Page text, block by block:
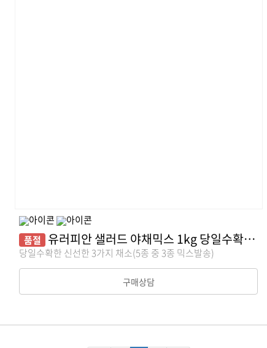
품절 유러피안 샐러드 야채믹스 1kg 당일수확/산지직송
당일수확한 신선한 3가지 채소(5종 중 3종 믹스발송)
구매상담